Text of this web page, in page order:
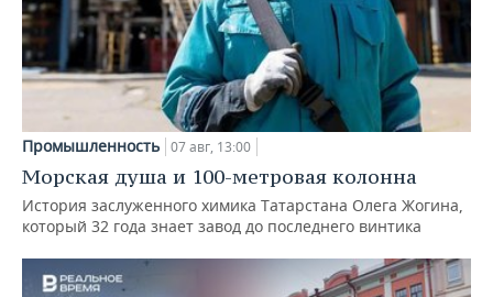
Промышленность 07 авг, 13:00
Морская душа и 100-метровая колонна
История заслуженного химика Татарстана Олега Жогина,
который 32 года знает завод до последнего винтика